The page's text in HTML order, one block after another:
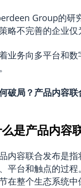
Group的研
略不完善的企业仅
业务向多平台和
破局？ 产品内容联
是产品内容
内容联合发布是
平台和触点的过
在整个生态系统中